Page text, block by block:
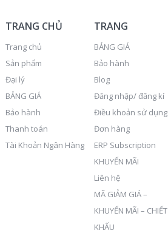
TRANG CHỦ
Trang chủ
Sản phẩm
Đại lý
BẢNG GIÁ
Bảo hành
Thanh toán
Tài Khoản Ngân Hàng
TRANG
BẢNG GIÁ
Bảo hành
Blog
Đăng nhập/ đăng kí
Điều khoản sử dụng
Đơn hàng
ERP Subscription
KHUYẾN MÃI
Liên hệ
MÃ GIẢM GIÁ –
KHUYẾN MÃI – CHIẾT
KHẤU